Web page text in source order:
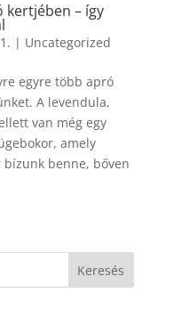
kertjében – így
| Uncategorized
egyre több apró
A levendula,
van még egy
amely
benne, bőven
Keresés